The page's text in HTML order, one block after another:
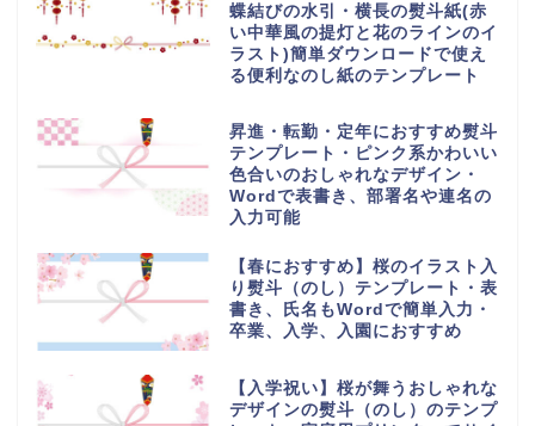
蝶結びの水引・横長の熨斗紙(赤
い中華風の提灯と花のラインのイ
ラスト)簡単ダウンロードで使え
る便利なのし紙のテンプレート
昇進・転勤・定年におすすめ熨斗
テンプレート・ピンク系かわいい
色合いのおしゃれなデザイン・
Wordで表書き、部署名や連名の
入力可能
【春におすすめ】桜のイラスト入
り熨斗（のし）テンプレート・表
書き、氏名もWordで簡単入力・
卒業、入学、入園におすすめ
【入学祝い】桜が舞うおしゃれな
デザインの熨斗（のし）のテンプ